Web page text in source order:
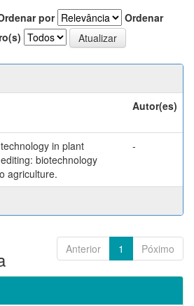
por
Ordenar
Autor(es)
in plant
biotechnology
agriculture.
-
Anterior 1 Póximo